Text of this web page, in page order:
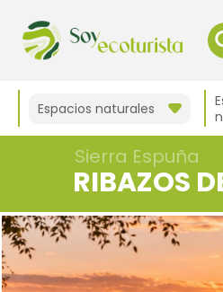
Espacios naturales
Sierra Espuña
RIBAZOS